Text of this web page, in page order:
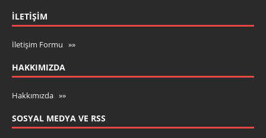
İLETIŞIM
İletişim Formu »»
HAKKIMIZDA
Hakkımızda »»
SOSYAL MEDYA VE RSS